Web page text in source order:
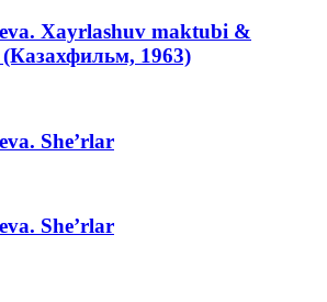
Xayrlashuv maktubi &
1963)
She’rlar
She’rlar